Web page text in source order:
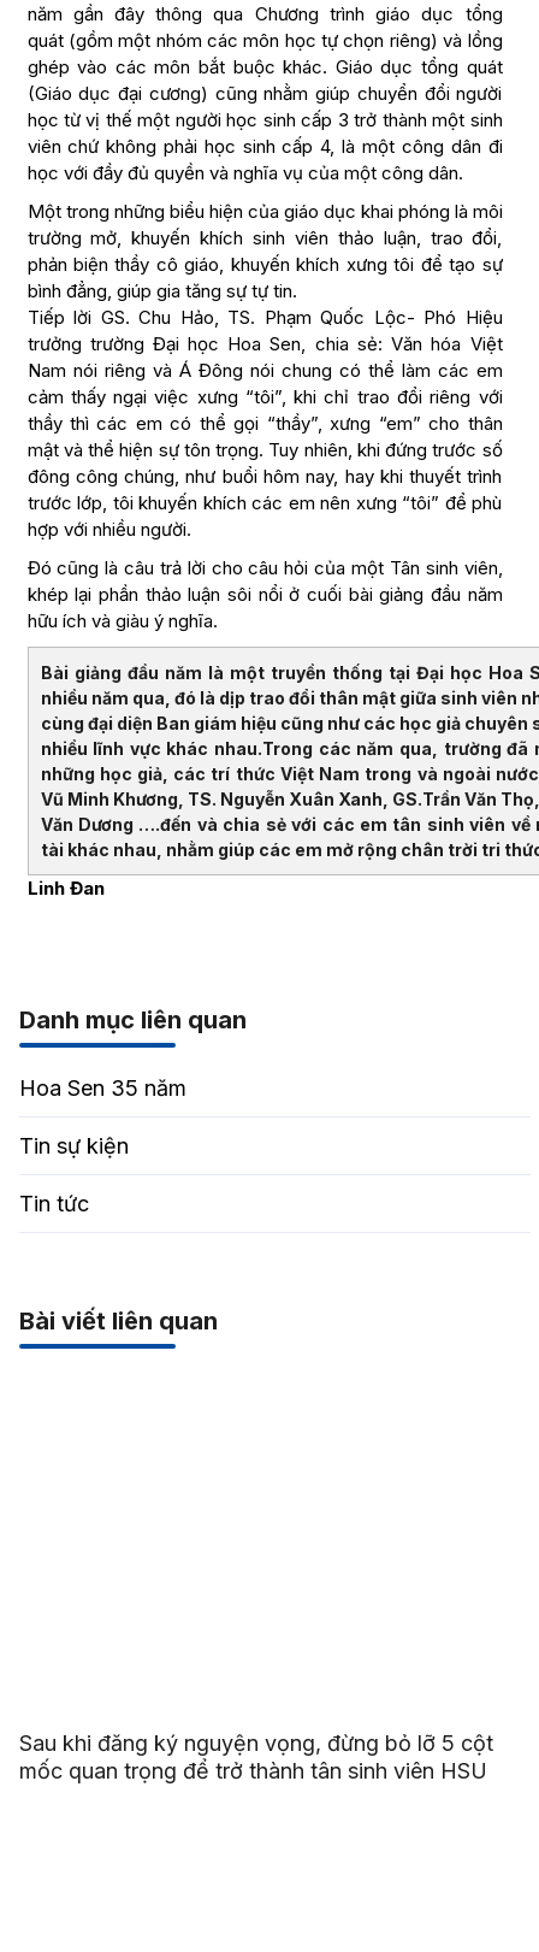
năm gần đây thông qua Chương trình giáo dục tổng
quát (gồm một nhóm các môn học tự chọn riêng) và lồng
ghép vào các môn bắt buộc khác. Giáo dục tổng quát
(Giáo dục đại cương) cũng nhằm giúp chuyển đổi người
học từ vị thế một người học sinh cấp 3 trở thành một sinh
viên chứ không phải học sinh cấp 4, là một công dân đi
học với đầy đủ quyền và nghĩa vụ của một công dân.
Một trong những biểu hiện của giáo dục khai phóng là môi
trường mở, khuyến khích sinh viên thảo luận, trao đổi,
phản biện thầy cô giáo, khuyến khích xưng tôi để tạo sự
bình đẳng, giúp gia tăng sự tự tin.
Tiếp lời GS. Chu Hảo, TS. Phạm Quốc Lộc- Phó Hiệu
trưởng trường Đại học Hoa Sen, chia sẻ: Văn hóa Việt
Nam nói riêng và Á Đông nói chung có thể làm các em
cảm thấy ngại việc xưng “tôi”, khi chỉ trao đổi riêng với
thầy thì các em có thể gọi “thầy”, xưng “em” cho thân
mật và thể hiện sự tôn trọng. Tuy nhiên, khi đứng trước số
đông công chúng, như buổi hôm nay, hay khi thuyết trình
trước lớp, tôi khuyến khích các em nên xưng “tôi” để phù
hợp với nhiều người.
Đó cũng là câu trả lời cho câu hỏi của một Tân sinh viên,
khép lại phần thảo luận sôi nổi ở cuối bài giảng đầu năm
hữu ích và giàu ý nghĩa.
Bài giảng đầu năm là một truyền thống tại Đại học Hoa
nhiều năm qua, đó là dịp trao đổi thân mật giữa sinh viên
cùng đại diện Ban giám hiệu cũng như các học giả chuyên
nhiều lĩnh vực khác nhau.Trong các năm qua, trường đã
những học giả, các trí thức Việt Nam trong và ngoài
Vũ Minh Khương, TS. Nguyễn Xuân Xanh, GS.Trần Văn
Văn Dương ….đến và chia sẻ với các em tân sinh viên về
tài khác nhau, nhằm giúp các em mở rộng chân trời tri
Linh Đan
Danh mục liên quan
Hoa Sen 35 năm
Tin sự kiện
Tin tức
Bài viết liên quan
Sau khi đăng ký nguyện vọng, đừng bỏ lỡ 5 cột
mốc quan trọng để trở thành tân sinh viên HSU